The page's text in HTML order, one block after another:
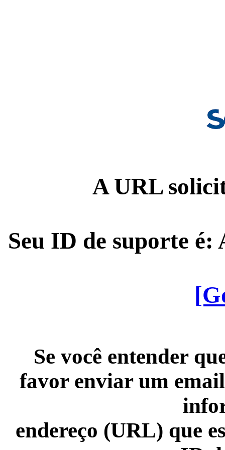
A URL
Seu ID de suporte é:
Se você entender
favor enviar um
endereço (URL) que